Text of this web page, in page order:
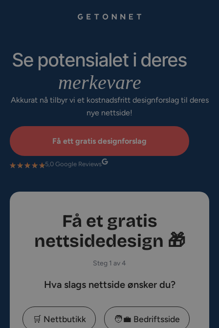
Se potensialet i deres
merkevare
Akkurat nå tilbyr vi et kostnadsfritt designforslag til deres
nye nettside!
Få ett gratis designforslag
5,0 Google Reviews
Få et gratis
nettsidedesign 🎁
Steg 1 av 4
Hva slags nettside ønsker du?
🛒 Nettbutikk 🧑‍💼 Bedriftsside